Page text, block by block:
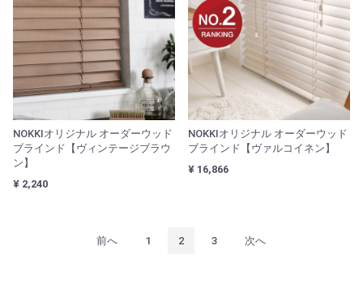
NOKKIオリジナル オーダーウッド
ブラインド【ヴィンテージブラウ
ン】
¥ 2,240
NOKKIオリジナル オーダーウッド
ブラインド【ヴァルコイネン】
¥ 16,866
前へ 1 2 3 次へ